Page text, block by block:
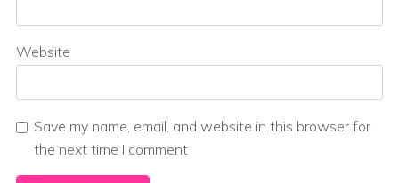
Website
Save my name, email, and website in this browser for
the next time I comment